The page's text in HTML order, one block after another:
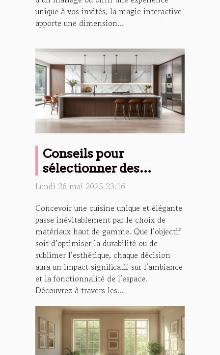
unique à vos invités, la magie interactive
apporte une dimension...
Conseils pour
sélectionner des
matériaux haut de
cuisine
Lundi 26 mai 2025 23:16
Concevoir une cuisine unique et élégante
passe inévitablement par le choix de
matériaux haut de gamme. Que l’objectif
soit d’optimiser la durabilité ou de
sublimer l’esthétique, chaque décision
aura un impact significatif sur l’ambiance
et la fonctionnalité de l’espace.
Découvrez à travers les...